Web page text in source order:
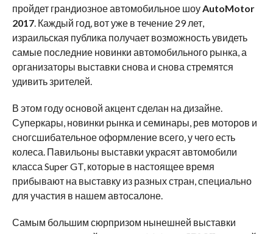
пройдет грандиозное автомобильное шоу AutoMotor
2017. Каждый год, вот уже в течение 29 лет,
израильская публика получает возможность увидеть
самые последние новинки автомобильного рынка, а
организаторы выставки снова и снова стремятся
удивить зрителей.
В этом году основой акцент сделан на дизайне.
Суперкары, новинки рынка и семинары, рев моторов и
сногсшибательное оформление всего, у чего есть
колеса. Павильоны выставки украсят автомобили
класса Super GT, которые в настоящее время
прибывают на выставку из разных стран, специально
для участия в нашем автосалоне.
Самым большим сюрпризом нынешней выставки